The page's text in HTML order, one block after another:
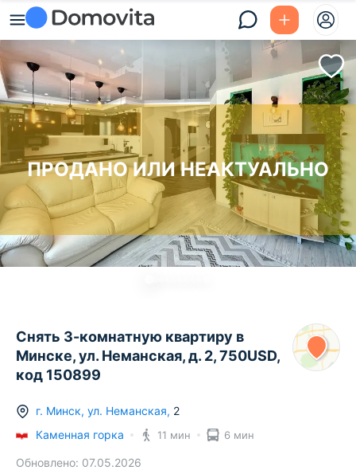
ПРОДАНО ИЛИ НЕАКТУАЛЬНО
Снять 3-комнатную квартиру в
Минске, ул. Неманская, д. 2, 750USD,
код 150899
г. Минск, ул. Неманская, 2
Каменная горка
11 мин 6 мин
Обновлено: 07.05.2026